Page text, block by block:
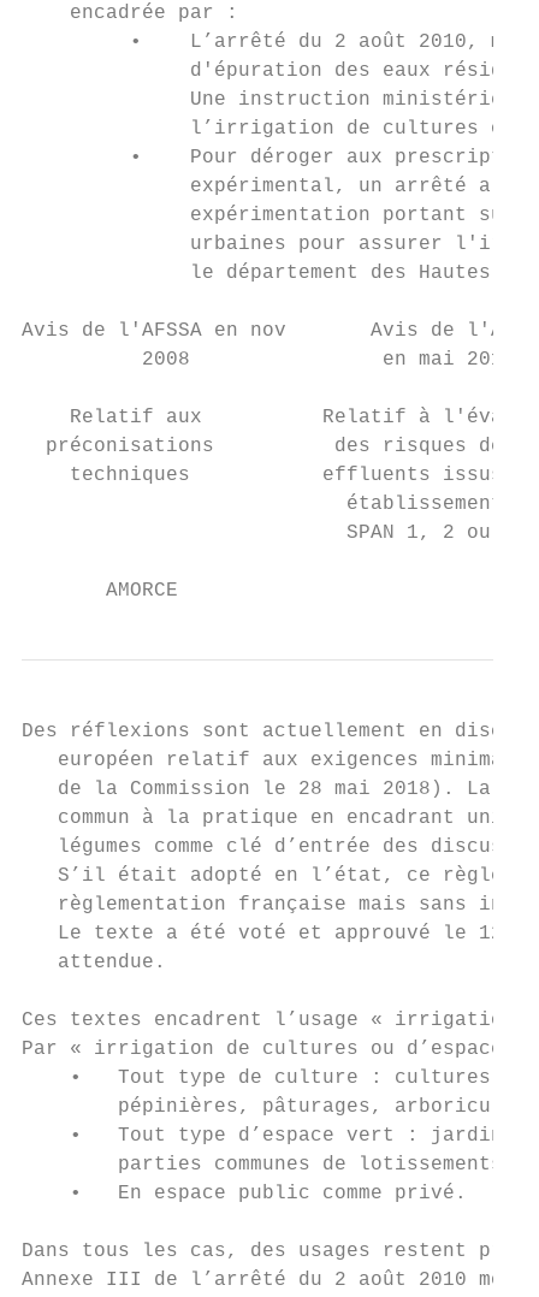
    encadrée par :
•    L’arrêté du 2 août 2010,
d'épuration des eaux
Une instruction
l’irrigation de cultures ou
•    Pour déroger aux
expérimental, un arrêté a
expérimentation portant sur
urbaines pour assurer
le département des Hautes-
Avis de l'AFSSA en nov       Avis de
2008                en mai 2010
Relatif aux          Relatif à
préconisations          des risques des
techniques           effluents issus
établissements
                           SPAN 1, 2 ou 3
AMORCE
Des réflexions sont actuellement en
européen relatif aux exigences
de la Commission le 28 mai 2018). La
commun à la pratique en encadrant
légumes comme clé d’entrée des
S’il était adopté en l’état, ce
règlementation française mais sans
Le texte a été voté et approuvé le 12
   attendue.
Ces textes encadrent l’usage «
Par « irrigation de cultures ou
•   Tout type de culture : cultures
pépinières, pâturages,
•   Tout type d’espace vert : jardins
parties communes de lotissements,
    •   En espace public comme privé.
Dans tous les cas, des usages restent
Annexe III de l’arrêté du 2 août 2010